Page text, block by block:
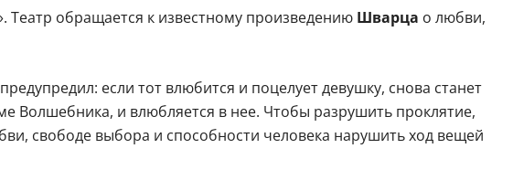
Театр обращается к известному произведению Шварца о любви,
если тот влюбится и поцелует девушку, снова станет
Волшебника, и влюбляется в нее. Чтобы разрушить проклятие,
свободе выбора и способности человека нарушить ход вещей